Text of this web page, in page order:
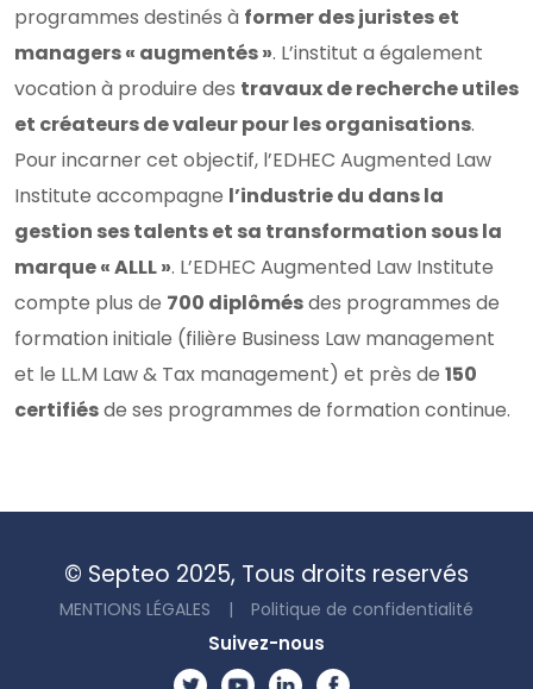
programmes destinés à former des juristes et
managers « augmentés ». L’institut a également
vocation à produire des travaux de recherche utiles
et créateurs de valeur pour les organisations.
Pour incarner cet objectif, l’EDHEC Augmented Law
Institute accompagne l’industrie du dans la
gestion ses talents et sa transformation sous la
marque « ALLL ». L’EDHEC Augmented Law Institute
compte plus de 700 diplômésdes programmes de
formation initiale (filière Business Law management
et le LL.M Law & Tax management) et près de 150
certifiésde ses programmes de formation continue.
© Septeo 2025, Tous droits reservés
MENTIONS LÉGALES | Politique de confidentialité
Suivez-nous